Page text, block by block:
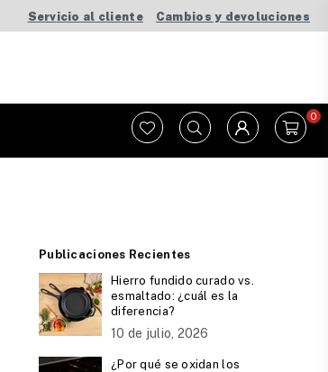
Servicio al cliente Cambios y devoluciones
0
Publicaciones Recientes
Hierro fundido curado vs.
esmaltado: ¿cuál es la
diferencia?
10 de julio, 2026
¿Por qué se oxidan los